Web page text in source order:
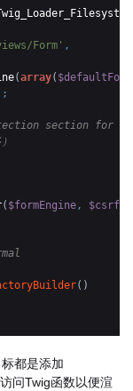
Form' ,
(array(
;
section for
( $formEngine,
( )
都是添加
问Twig函数以便渲